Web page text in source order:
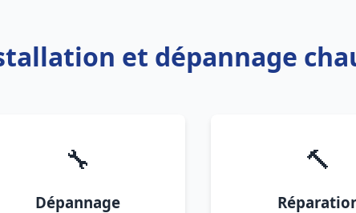
et dépannage
🔧
Dépannage
🔨